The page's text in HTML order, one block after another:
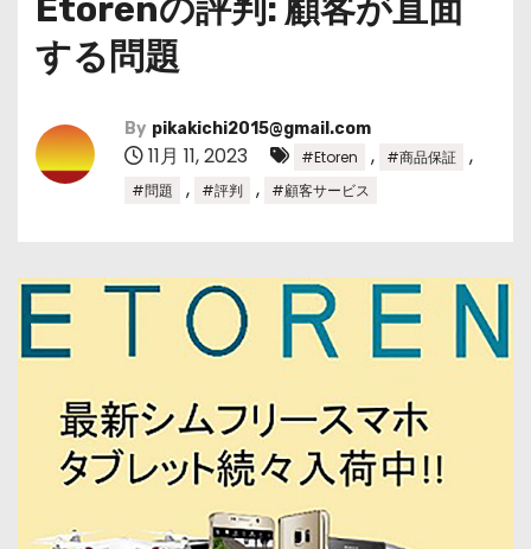
Etorenの評判: 顧客が直面
する問題
By pikakichi2015@gmail.com
11月 11, 2023 #Etoren , #商品保証 ,
#問題 , #評判 , #顧客サービス